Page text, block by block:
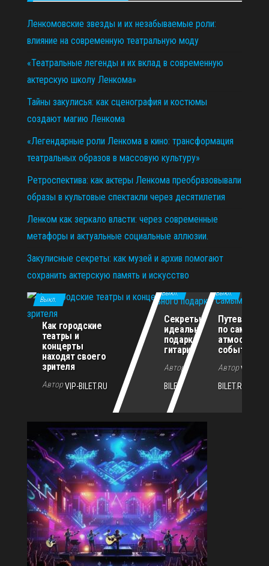
Ленкомовские звезды и их незабываемые роли:
влияние на современную театральную моду
«Театральные легенды и их вклад в современную
актерскую школу Ленкома»
Тайны закулисья: как сценография и костюмы
создают магию Ленкома
«Легендарные роли Ленкома в кино: трансформация
театральных образов в массовую культуру»
Ретроспектива: как актеры Ленкома преобразовывали
образы в культовые спектакли через десятилетия
Ленком как зеркало власти: через современные
метафоры и актуальные социальные аллюзии.
Закулисные секреты: как музей и архив помогают
сохранить актерскую память и искусство
02.07.2026
Выкл.
Как городские
театры и
концерты
находят своего
зрителя
АвторVIP-BILET.RU
11.12.2025
Выкл.
Секреты
идеального
подарка для
гитариста
Автор VIP-
BILET.RU
Выкл.
по самым
событиям
АвторVIP-
BILET.RU